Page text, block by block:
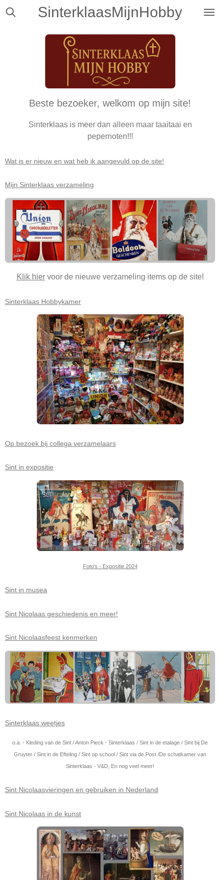
Ga
SinterklaasMijnHobby
Beste bezoeker, welkom op mijn site!
Sinterklaas is meer dan alleen maar taaitaai en
pepernoten!!!
Wat is er nieuw en wat heb ik aangevuld op de site!
Mijn Sinterklaas verzameling
Klik hiervoor de nieuwe verzameling items op de site!
Sinterklaas Hobbykamer
Op bezoek bij collega verzamelaars
Sint in expositie
Foto's - Expositie 2024
Sint in musea
Sint Nicolaas geschiedenis en meer!
Sint Nicolaasfeest kenmerken
Sinterklaas weetjes
o.a. - Kleding van de Sint / Anton Pieck - Sinterklaas / Sint in de etalage / Sint bij De
Gruyter / Sint in de Efteling / Sint op school / Sint via de Post /De schatkamer van
Sinterklaas - V&D, En nog veel meer!
Sint Nicolaasvieringen en gebruiken in Nederland
Sint Nicolaas in de kunst